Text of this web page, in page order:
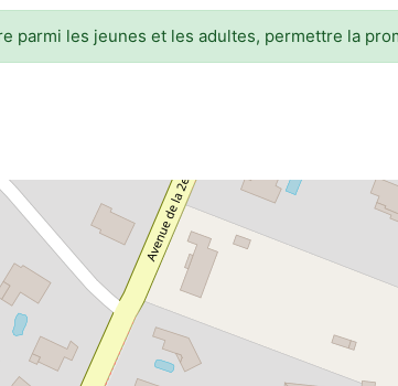
parmi les jeunes et les adultes, permettre la